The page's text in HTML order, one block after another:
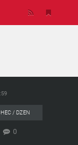
/ DZEN
0